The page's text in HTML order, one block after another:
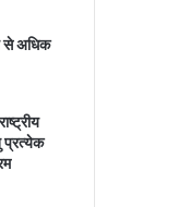
से अधिक
प्रत्येक